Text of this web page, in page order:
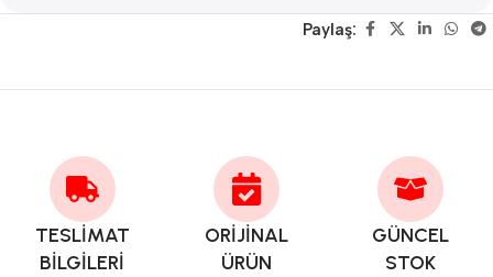
Paylaş:
TESLİMAT
BİLGİLERİ
ORİJİNAL
ÜRÜN
GÜNCEL
STOK